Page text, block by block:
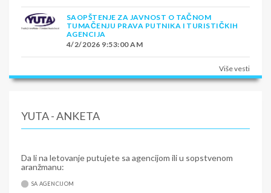
SAOPŠTENJE ZA JAVNOST O TAČNOM
TUMAČENJU PRAVA PUTNIKA I TURISTIČKIH
AGENCIJA
4/2/2026 9:53:00 AM
Više vesti
YUTA - ANKETA
Da li na letovanje putujete sa agencijom ili u sopstvenom
aranžmanu:
SA AGENCIJOM